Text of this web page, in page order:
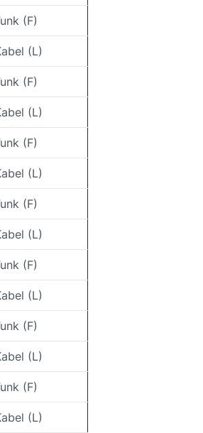
(F)
(L)
(F)
(L)
(F)
(L)
(F)
(L)
(F)
(L)
(F)
(L)
(F)
(L)